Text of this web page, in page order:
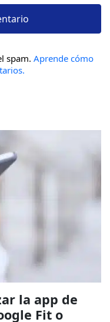
spam. Aprende cómo
la app de
Fit o